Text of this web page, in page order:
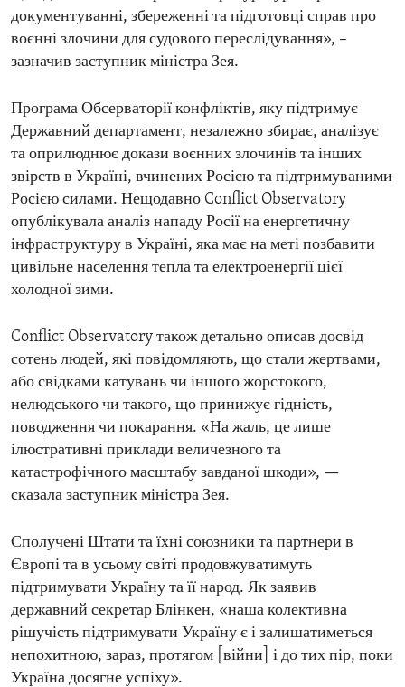
документуванні, збереженні та підготовці справ про
воєнні злочини для судового переслідування», –
зазначив заступник міністра Зея.
Програма Обсерваторії конфліктів, яку підтримує
Державний департамент, незалежно збирає, аналізує
та оприлюднює докази воєнних злочинів та інших
звірств в Україні, вчинених Росією та підтримуваними
Росією силами. Нещодавно Conflict Observatory
опублікувала аналіз нападу Росії на енергетичну
інфраструктуру в Україні, яка має на меті позбавити
цивільне населення тепла та електроенергії цієї
холодної зими.
Conflict Observatory також детально описав досвід
сотень людей, які повідомляють, що стали жертвами,
або свідками катувань чи іншого жорстокого,
нелюдського чи такого, що принижує гідність,
поводження чи покарання. «На жаль, це лише
ілюстративні приклади величезного та
катастрофічного масштабу завданої шкоди», —
сказала заступник міністра Зея.
Сполучені Штати та їхні союзники та партнери в
Європі та в усьому світі продовжуватимуть
підтримувати Україну та її народ. Як заявив
державний секретар Блінкен, «наша колективна
рішучість підтримувати Україну є і залишатиметься
непохитною, зараз, протягом [війни] і до тих пір, поки
Україна досягне успіху».